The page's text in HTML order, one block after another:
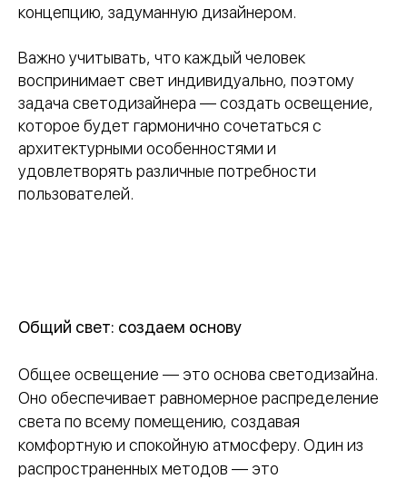
концепцию, задуманную дизайнером.
Важно учитывать, что каждый человек
воспринимает свет индивидуально, поэтому
задача светодизайнера — создать освещение,
которое будет гармонично сочетаться с
архитектурными особенностями и
удовлетворять различные потребности
пользователей.
Общий свет: создаем основу
Общее освещение — это основа светодизайна.
Оно обеспечивает равномерное распределение
света по всему помещению, создавая
комфортную и спокойную атмосферу. Один из
распространенных методов — это